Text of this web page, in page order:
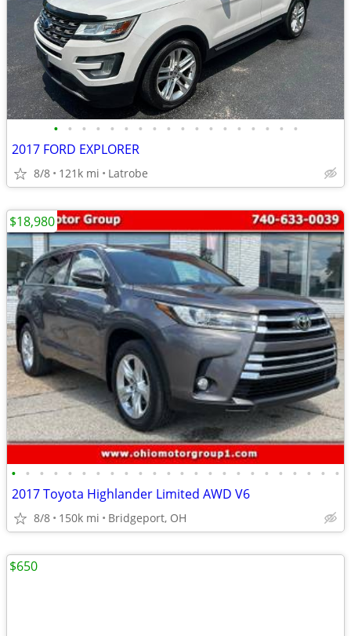
• • • • • • • • • • • • • • • • • •
2017 FORD EXPLORER
8/8 121k mi Latrobe
• • • • • • • • • • • • • • • • • • • • • • • •
2017 Toyota Highlander Limited AWD V6
8/8 150k mi Bridgeport, OH
$18,980
$650